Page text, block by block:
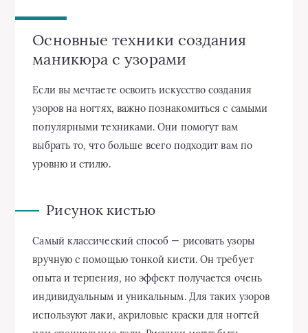
Основные техники создания
маникюра с узорами
Если вы мечтаете освоить искусство создания
узоров на ногтях, важно познакомиться с самыми
популярными техниками. Они помогут вам
выбрать то, что больше всего подходит вам по
уровню и стилю.
Рисунок кистью
Самый классический способ — рисовать узоры
вручную с помощью тонкой кисти. Он требует
опыта и терпения, но эффект получается очень
индивидуальным и уникальным. Для таких узоров
используют лаки, акриловые краски для ногтей